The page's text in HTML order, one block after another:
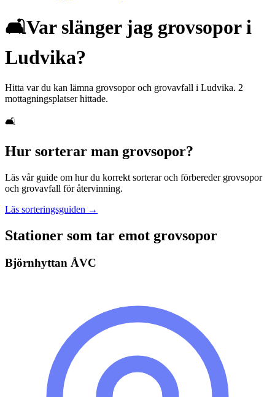
🛋️Var slänger jag grovsopori
Ludvika?
Hitta var du kan lämna grovsopor och grovavfall i Ludvika. 2
mottagningsplatser hittade.
🛋️
Hur sorterar man grovsopor?
Läs vår guide om hur du korrekt sorterar och förbereder grovsopor
och grovavfall för återvinning.
Läs sorteringsguiden →
Stationer som tar emot grovsopor
Björnhyttan ÅVC